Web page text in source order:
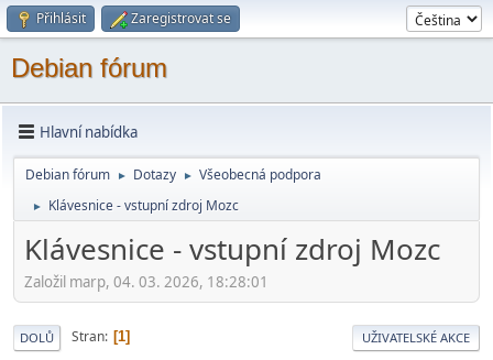
Přihlásit Zaregistrovat se
Debian fórum
Hlavní nabídka
Debian fórum ► Dotazy ► Všeobecná podpora
► Klávesnice - vstupní zdroj Mozc
Klávesnice - vstupní zdroj Mozc
Založil marp, 04. 03. 2026, 18:28:01
DOLŮ Stran 1 UŽIVATELSKÉ AKCE